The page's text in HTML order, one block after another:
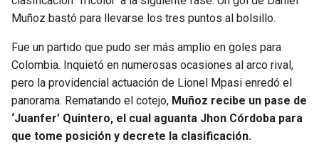
Muñoz bastó para llevarse los tres puntos al bolsillo.
Fue un partido que pudo ser más amplio en goles para
Colombia. Inquietó en numerosas ocasiones al arco rival,
pero la providencial actuación de Lionel Mpasi enredó el
panorama. Rematando el cotejo, Muñoz recibe un pase de
‘Juanfer’ Quintero, el cual aguanta Jhon Córdoba para
que tome posición y decrete la clasificación.